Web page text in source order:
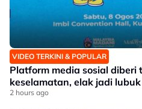
VIDEO TERKINI & POPULAR
Platform media sosial diberi
keselamatan, elak jadi
2 hours ago